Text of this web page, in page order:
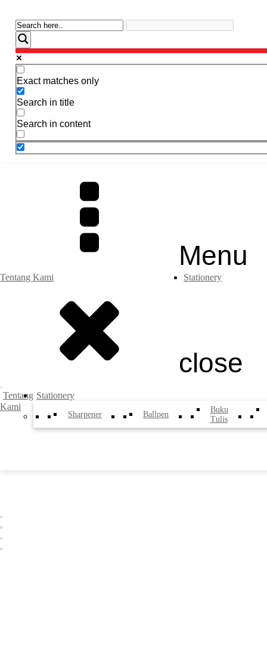
Exact matches only
Search in title
Search in content
Menu
Tentang Kami Stationery
close
Tentang
Kami
Stationery
Sharpener Ballpen
Buku
Tulis